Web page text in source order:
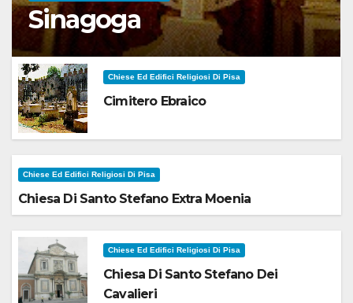
Sinagoga
Chiese Ed Edifici Religiosi Di Pisa
Cimitero Ebraico
Chiese Ed Edifici Religiosi Di Pisa
Chiesa Di Santo Stefano Extra Moenia
Chiese Ed Edifici Religiosi Di Pisa
Chiesa Di Santo Stefano Dei
Cavalieri